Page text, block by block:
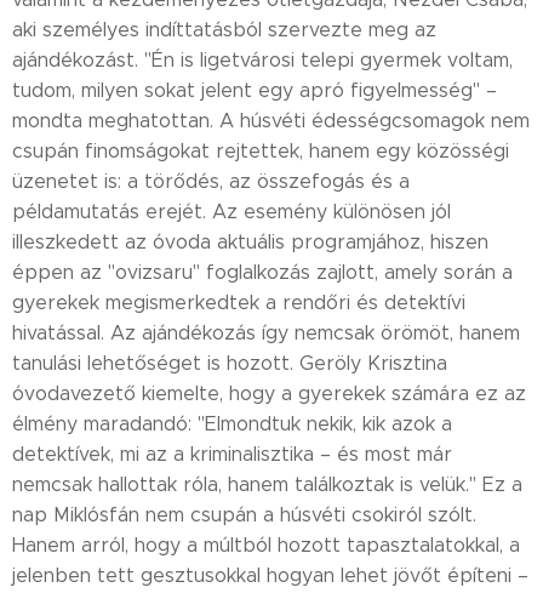
aki személyes indíttatásból szervezte meg az
ajándékozást. "Én is ligetvárosi telepi gyermek voltam,
tudom, milyen sokat jelent egy apró figyelmesség" –
mondta meghatottan. A húsvéti édességcsomagok nem
csupán finomságokat rejtettek, hanem egy közösségi
üzenetet is: a törődés, az összefogás és a
példamutatás erejét. Az esemény különösen jól
illeszkedett az óvoda aktuális programjához, hiszen
éppen az "ovizsaru" foglalkozás zajlott, amely során a
gyerekek megismerkedtek a rendőri és detektívi
hivatással. Az ajándékozás így nemcsak örömöt, hanem
tanulási lehetőséget is hozott. Geröly Krisztina
óvodavezető kiemelte, hogy a gyerekek számára ez az
élmény maradandó: "Elmondtuk nekik, kik azok a
detektívek, mi az a kriminalisztika – és most már
nemcsak hallottak róla, hanem találkoztak is velük." Ez a
nap Miklósfán nem csupán a húsvéti csokiról szólt.
Hanem arról, hogy a múltból hozott tapasztalatokkal, a
jelenben tett gesztusokkal hogyan lehet jövőt építeni –